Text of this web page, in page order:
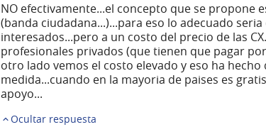
NO efectivamente...el concepto que se propone
(banda ciudadana...)...para eso lo adecuado seria
interesados...pero a un costo del precio de las
profesionales privados (que tienen que pagar
otro lado vemos el costo elevado y eso ha hecho
medida...cuando en la mayoria de paises es
apoyo...
Ocultar respuesta